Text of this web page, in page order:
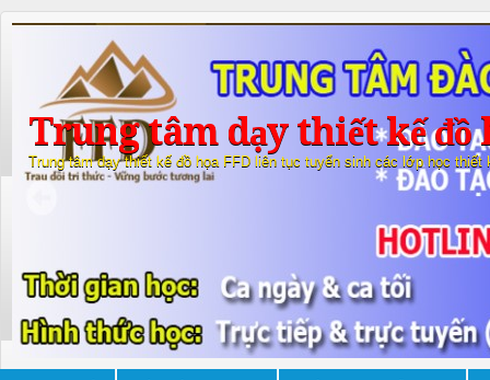
Trung tâm dạy thiết kế đồ
Trung tâm dạy thiết kế đồ họa FFD liên tục tuyển sinh các lớp học thiết